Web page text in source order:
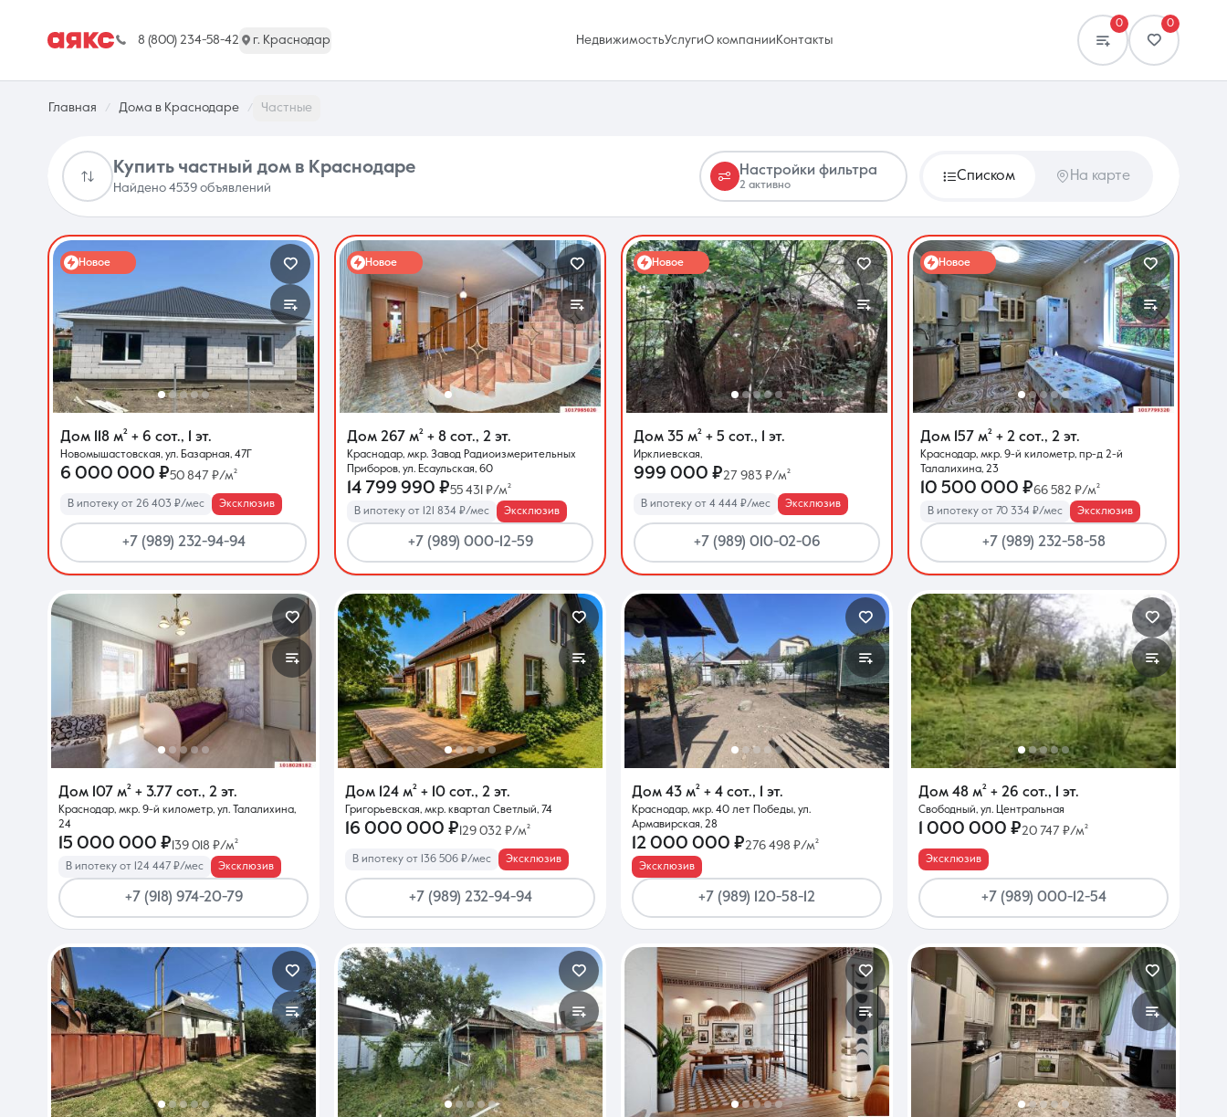
8 (800) 234-58-42 г. Краснодар НедвижимостьУслугиО компании Контакты
0 0
Избранное Сравнение
Недвижимость Услуги
О компании Контакты
8 (861) 297-00-00
Ежедневно с 08:30 до 20:00
Главная Дома в Краснодаре Частные
Купить частный дом в Краснодаре
Найдено 4539 объявлений
Настройки фильтра
2 активно
Списком На карте
Дом 118 м² + 6 сот., 1 эт.
Новомышастовская, ул. Базарная, 47Г
6 000 000 ₽50 847 ₽/м²
В ипотеку от 26 403 ₽/мес Эксклюзив
+7 (989) 232-94-94
Новое
Дом 267 м² + 8 сот., 2 эт.
Краснодар, мкр. Завод Радиоизмерительных
Приборов, ул. Есаульская, 60
14 799 990 ₽55 431 ₽/м²
В ипотеку от 121 834 ₽/мес Эксклюзив
+7 (989) 000-12-59
Новое
Дом 35 м² + 5 сот., 1 эт.
Ирклиевская,
999 000 ₽27 983 ₽/м²
В ипотеку от 4 444 ₽/мес Эксклюзив
+7 (989) 010-02-06
Новое
Дом 157 м² + 2 сот., 2 эт.
Краснодар, мкр. 9-й километр, пр-д 2-й
Талалихина, 23
10 500 000 ₽66 582 ₽/м²
В ипотеку от 70 334 ₽/мес Эксклюзив
+7 (989) 232-58-58
Новое
Дом 107 м² + 3.77 сот., 2 эт.
Краснодар, мкр. 9-й километр, ул. Талалихина,
24
15 000 000 ₽ 139 018 ₽/м²
В ипотеку от 124 447 ₽/мес Эксклюзив
+7 (918) 974-20-79
Дом 124 м² + 10 сот., 2 эт.
Григорьевская, мкр. квартал Светлый, 74
16 000 000 ₽ 129 032 ₽/м²
В ипотеку от 136 506 ₽/мес Эксклюзив
+7 (989) 232-94-94
Дом 43 м² + 4 сот., 1 эт.
Краснодар, мкр. 40 лет Победы, ул.
Армавирская, 28
12 000 000 ₽276 498 ₽/м²
Эксклюзив
+7 (989) 120-58-12
Дом 48 м² + 26 сот., 1 эт.
Свободный, ул. Центральная
1 000 000 ₽20 747 ₽/м²
Эксклюзив
+7 (989) 000-12-54